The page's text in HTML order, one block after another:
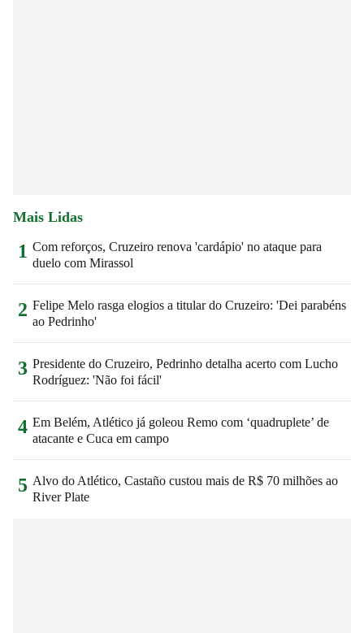
Mais Lidas
1 Com reforços, Cruzeiro renova 'cardápio' no ataque para
duelo com Mirassol
2 Felipe Melo rasga elogios a titular do Cruzeiro: 'Dei parabéns
ao Pedrinho'
3 Presidente do Cruzeiro, Pedrinho detalha acerto com Lucho
Rodríguez: 'Não foi fácil'
4 Em Belém, Atlético já goleou Remo com ‘quadruplete’ de
atacante e Cuca em campo
5 Alvo do Atlético, Castaño custou mais de R$ 70 milhões ao
River Plate